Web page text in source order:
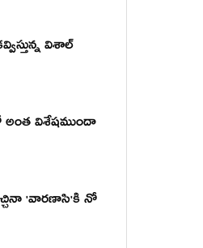
విశాల్
విశేషముందా
'వారణాసి'కి నో